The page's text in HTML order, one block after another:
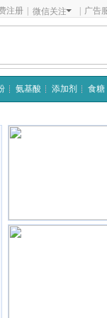
注册 微信关注 广告
氨基酸 添加剂 食糖